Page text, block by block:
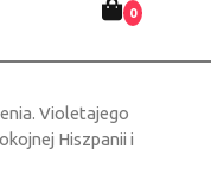
0
Violetajego
Hiszpanii i